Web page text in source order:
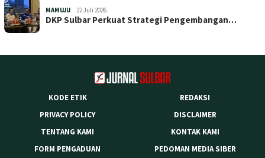
MAMUJU 22 Juli 2026
DKP Sulbar Perkuat Strategi Pengembangan…
KODE ETIK
REDAKSI
PRIVACY POLICY
DISCLAIMER
TENTANG KAMI
KONTAK KAMI
FORM PENGADUAN
PEDOMAN MEDIA SIBER